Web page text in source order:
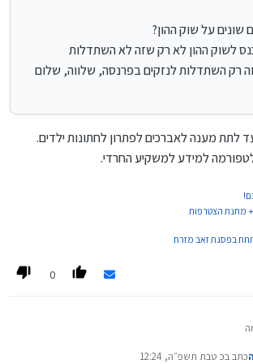
שניתן לבצע באופציות, אך רובם או עם סיכון גבוה
נמוכה מידי.
שונים על שוק ההון?
לשוק ההון לא רק שזה לא השתדלות
רק השתדלות לנזקים בפרנסה, שלווה, שלום
לתת מענה לאברכים לפתרון לחתונות ילדים.
למידע למשקיע החרדי.
+ מתנת הצטרפות
בפסגת זאב מזרח
0
שתכבד את הפורום בנוכחותך.
כתב בכ טבת תשפ״ה, 12:24